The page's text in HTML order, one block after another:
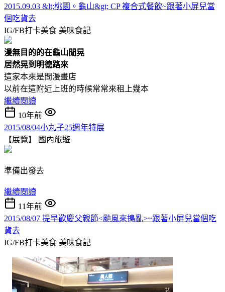
2015.09.03 &lt;桃園。龜山&gt; CP 複合式餐飲~跟著小屏兒當
個吃貨去
IG/FB打卡美食 美味食記
漫無目的的在龜山閒晃
居然晃到明德路來
這家本來是間漫畫店
以前在這附近上班的時候常常來租上幾本
繼續閱讀
10年前
2015/08/04小丸子25週年特展
【展覽】
國內旅遊
準備出發去
繼續閱讀
11年前
2015/08/07 提早歡慶父親節<颱風來搗亂>~跟著小屏兒當個吃
貨去
IG/FB打卡美食 美味食記